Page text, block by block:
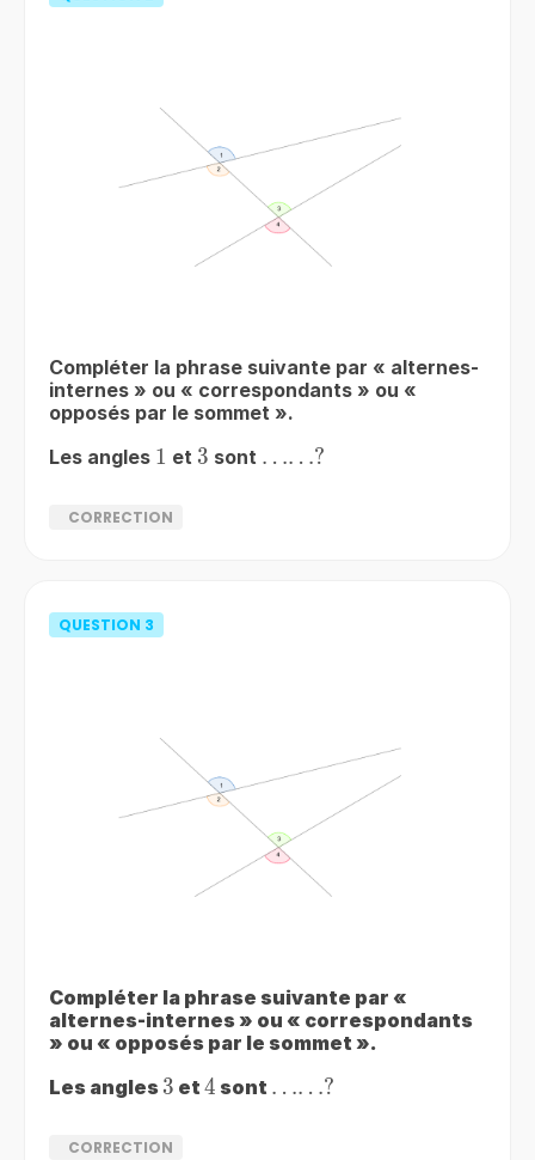
Compléter la phrase suivante par « alternes-
internes » ou « correspondants » ou «
opposés par le sommet ».
Les angles 1
1 et 3
3 sont ……?
……?
CORRECTION
QUESTION 3
Compléter la phrase suivante par «
alternes-internes » ou « correspondants
» ou « opposés par le sommet ».
Les angles 3
3 et4
4 sont ……?
……?
CORRECTION